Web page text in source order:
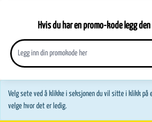
Hvis du har en promo-kode legg
Velg sete ved å klikke i seksjonen du vil sitte i klikk på
velge hvor det er ledig.